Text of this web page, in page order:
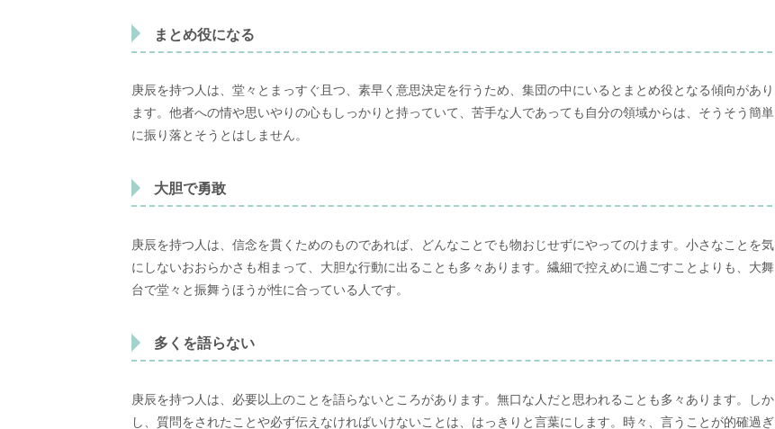
まとめ役になる
庚辰を持つ人は、堂々とまっすぐ且つ、素早く意思決定を行うため、集団の中にいるとまとめ役となる傾向があり
ます。他者への情や思いやりの心もしっかりと持っていて、苦手な人であっても自分の領域からは、そうそう簡単
に振り落とそうとはしません。
大胆で勇敢
庚辰を持つ人は、信念を貫くためのものであれば、どんなことでも物おじせずにやってのけます。小さなことを気
にしないおおらかさも相まって、大胆な行動に出ることも多々あります。繊細で控えめに過ごすことよりも、大舞
台で堂々と振舞うほうが性に合っている人です。
多くを語らない
庚辰を持つ人は、必要以上のことを語らないところがあります。無口な人だと思われることも多々あります。しか
し、質問をされたことや必ず伝えなければいけないことは、はっきりと言葉にします。時々、言うことが的確過ぎ